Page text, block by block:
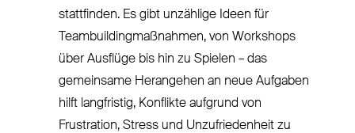
stattfinden. Es gibt unzählige Ideen für
Teambuildingmaßnahmen, von Workshops
über Ausflüge bis hin zu Spielen – das
gemeinsame Herangehen an neue Aufgaben
hilft langfristig, Konflikte aufgrund von
Frustration, Stress und Unzufriedenheit zu